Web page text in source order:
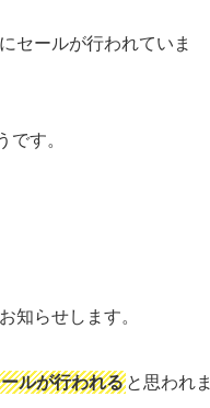
セールが行われていま
す。
知らせします。
ルが行われる と思われま